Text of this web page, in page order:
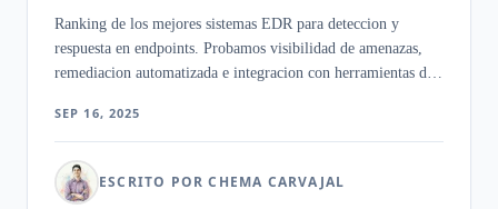
Ranking de los mejores sistemas EDR para deteccion y
respuesta en endpoints. Probamos visibilidad de amenazas,
remediacion automatizada e integracion con herramientas de
SEP 16, 2025
ESCRITO POR CHEMA CARVAJAL